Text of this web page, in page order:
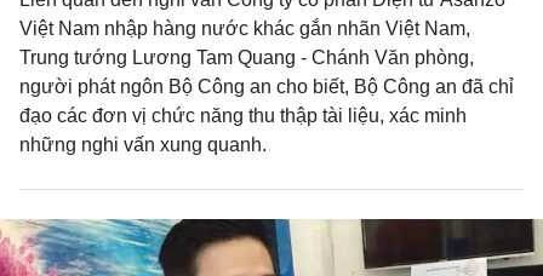
Việt Nam nhập hàng nước khác gắn nhãn Việt Nam,
Trung tướng Lương Tam Quang - Chánh Văn phòng,
người phát ngôn Bộ Công an cho biết, Bộ Công an đã chỉ
đạo các đơn vị chức năng thu thập tài liệu, xác minh
những nghi vấn xung quanh.